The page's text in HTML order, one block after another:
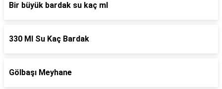
Bir büyük bardak su kaç ml
330 Ml Su Kaç Bardak
Gölbaşı Meyhane